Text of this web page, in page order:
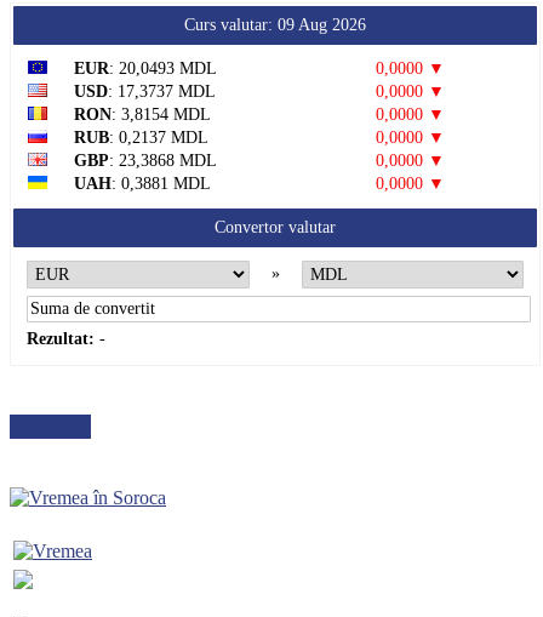
Curs valutar: 09 Aug 2026
EUR: 20,0493 MDL
0,0000 ▼
USD: 17,3737 MDL
0,0000 ▼
RON: 3,8154 MDL
0,0000 ▼
RUB: 0,2137 MDL
0,0000 ▼
GBP: 23,3868 MDL
0,0000 ▼
UAH: 0,3881 MDL 0,0000 ▼
Convertor valutar
»
Rezultat: -